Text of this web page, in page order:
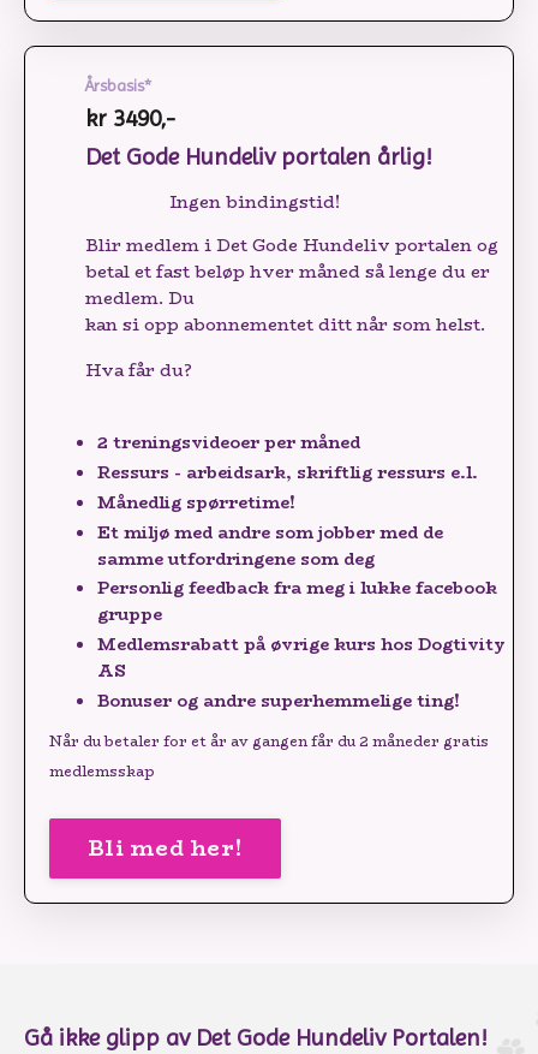
Årsbasis*
kr 3490,-
Det Gode Hundeliv portalen årlig!
Ingen bindingstid!
Blir medlem i Det Gode Hundeliv portalen og
betal et fast beløp hver måned så lenge du er
medlem. Du
kan si opp abonnementet ditt når som helst.
Hva får du?
2 treningsvideoer per måned
Ressurs - arbeidsark, skriftlig ressurs e.l.
Månedlig spørretime!
Et miljø med andre som jobber med de
samme utfordringene som deg
Personlig feedback fra meg i lukke facebook
gruppe
Medlemsrabatt på øvrige kurs hos Dogtivity
AS
Bonuser og andre superhemmelige ting!
Når du betaler for et år av gangen får du 2 måneder gratis
medlemsskap
Bli med her!
Gå ikke glipp av Det Gode Hundeliv Portalen!